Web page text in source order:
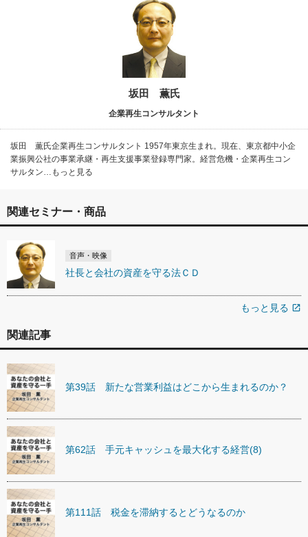
坂田 薫氏
企業再生コンサルタント
坂田 薫氏企業再生コンサルタント 1957年東京生まれ。現在、東京都中小企
業振興公社の事業承継・再生支援事業登録専門家。経営危機・企業再生コン
サルタン…もっと見る
関連セミナー・商品
音声・映像
社長と会社の資産を守る法ＣＤ
もっと見る open_in_new
関連記事
第39話 新たな営業利益はどこから生まれるのか？
第62話 手元キャッシュを最大化する経営(8)
第111話 税金を滞納するとどうなるのか